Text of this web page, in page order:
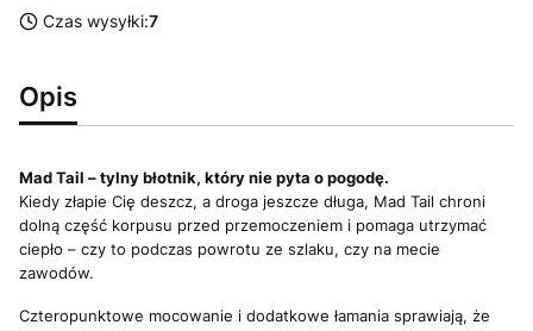
Czas wysyłki:7
Opis
Mad Tail – tylny błotnik, który nie pyta o pogodę.
Kiedy złapie Cię deszcz, a droga jeszcze długa, Mad Tail chroni
dolną część korpusu przed przemoczeniem i pomaga utrzymać
ciepło – czy to podczas powrotu ze szlaku, czy na mecie
zawodów.
Czteropunktowe mocowanie i dodatkowe łamania sprawiają, że